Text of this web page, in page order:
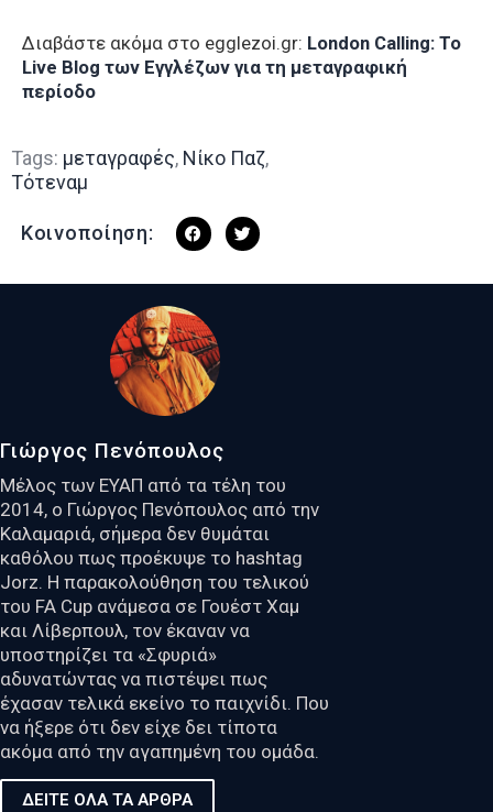
Διαβάστε ακόμα στο egglezoi.gr: London Calling: To
Live Blog των Εγγλέζων για τη μεταγραφική
περίοδο
Tags: μεταγραφές, Νίκο Παζ,
Τότεναμ
Κοινοποίηση:
Γιώργος Πενόπουλος
Μέλος των ΕΥΑΠ από τα τέλη του
2014, ο Γιώργος Πενόπουλος από την
Καλαμαριά, σήμερα δεν θυμάται
καθόλου πως προέκυψε το hashtag
Jorz. Η παρακολούθηση του τελικού
του FA Cup ανάμεσα σε Γουέστ Χαμ
και Λίβερπουλ, τον έκαναν να
υποστηρίζει τα «Σφυριά»
αδυνατώντας να πιστέψει πως
έχασαν τελικά εκείνο το παιχνίδι. Που
να ήξερε ότι δεν είχε δει τίποτα
ακόμα από την αγαπημένη του ομάδα.
ΔΕΙΤΕ ΟΛΑ ΤΑ ΑΡΘΡΑ